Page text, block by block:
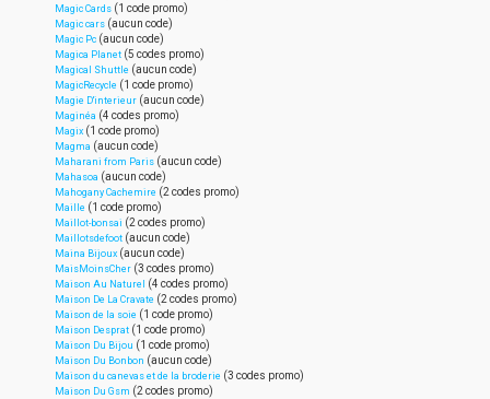
Magic Cards (1 code promo)
Magic cars (aucun code)
Magic Pc (aucun code)
Magica Planet (5 codes promo)
Magical Shuttle (aucun code)
MagicRecycle (1 code promo)
Magie D'interieur (aucun code)
Maginéa (4 codes promo)
Magix (1 code promo)
Magma (aucun code)
Maharani from Paris (aucun code)
Mahasoa (aucun code)
Mahogany Cachemire (2 codes promo)
Maille (1 code promo)
Maillot-bonsai (2 codes promo)
Maillotsdefoot (aucun code)
Maina Bijoux (aucun code)
MaisMoinsCher (3 codes promo)
Maison Au Naturel (4 codes promo)
Maison De La Cravate (2 codes promo)
Maison de la soie (1 code promo)
Maison Desprat (1 code promo)
Maison Du Bijou (1 code promo)
Maison Du Bonbon (aucun code)
Maison du canevas et de la broderie (3 codes promo)
Maison Du Gsm (2 codes promo)